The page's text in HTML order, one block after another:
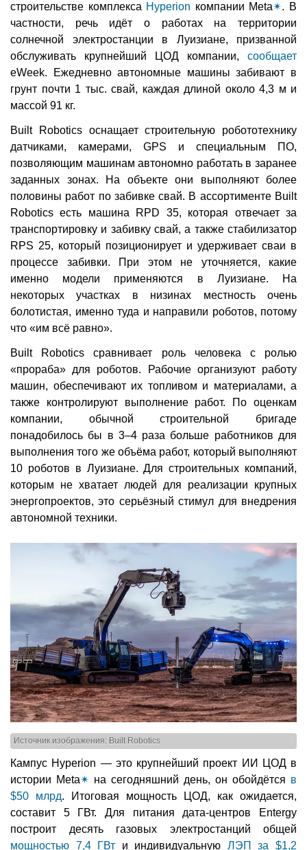
строительстве комплекса Hyperion компании Meta✴. В
частности, речь идёт о работах на территории
солнечной электростанции в Луизиане, призванной
обслуживать крупнейший ЦОД компании, сообщает
eWeek. Ежедневно автономные машины забивают в
грунт почти 1 тыс. свай, каждая длиной около 4,3 м и
массой 91 кг.
Built Robotics оснащает строительную робототехнику
датчиками, камерами, GPS и специальным ПО,
позволяющим машинам автономно работать в заранее
заданных зонах. На объекте они выполняют более
половины работ по забивке свай. В ассортименте Built
Robotics есть машина RPD 35, которая отвечает за
транспортировку и забивку свай, а также стабилизатор
RPS 25, который позиционирует и удерживает сваи в
процессе забивки. При этом не уточняется, какие
именно модели применяются в Луизиане. На
некоторых участках в низинах местность очень
болотистая, именно туда и направили роботов, потому
что «им всё равно».
Built Robotics сравнивает роль человека с ролью
«прораба» для роботов. Рабочие организуют работу
машин, обеспечивают их топливом и материалами, а
также контролируют выполнение работ. По оценкам
компании, обычной строительной бригаде
понадобилось бы в 3–4 раза больше работников для
выполнения того же объёма работ, который выполняют
10 роботов в Луизиане. Для строительных компаний,
которым не хватает людей для реализации крупных
энергопроектов, это серьёзный стимул для внедрения
автономной техники.
Источник изображения: Built Robotics
Кампус Hyperion — это крупнейший проект ИИ ЦОД в
истории Meta✴ на сегодняшний день, он обойдётся в
$50 млрд. Итоговая мощность ЦОД, как ожидается,
составит 5 ГВт. Для питания дата-центров Entergy
построит десять газовых электростанций общей
мощностью 7,4 ГВт и индивидуальную ЛЭП за $1,2